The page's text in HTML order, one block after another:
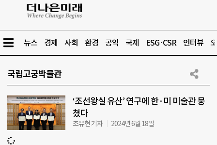
뉴스 경제 사회 환경 공익 국제 ESG·CSR 인터뷰
국립고궁박물관
‘조선왕실 유산’ 연구에 한·미 미술관 뭉
쳤다
조유현 기자 2024년 6월 18일